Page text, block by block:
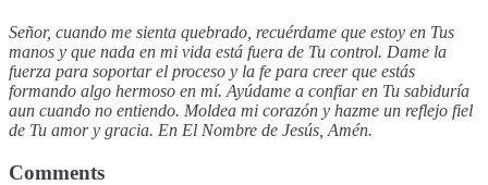
Señor, cuando me sienta quebrado, recuérdame que estoy en Tus
manos y que nada en mi vida está fuera de Tu control. Dame la
fuerza para soportar el proceso y la fe para creer que estás
formando algo hermoso en mí. Ayúdame a confiar en Tu sabiduría
aun cuando no entiendo. Moldea mi corazón y hazme un reflejo fiel
de Tu amor y gracia. En El Nombre de Jesús, Amén.
Comments